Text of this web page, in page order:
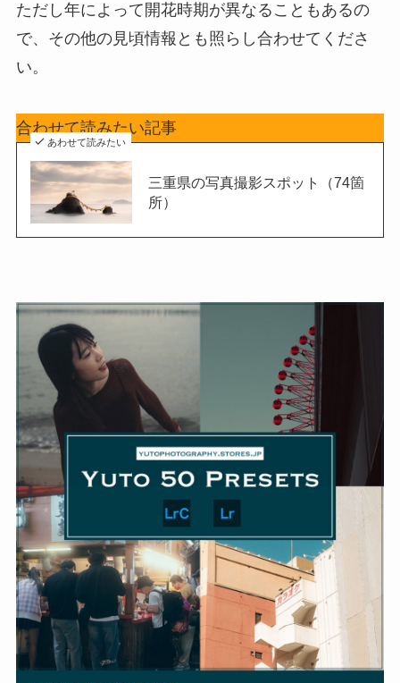
ただし年によって開花時期が異なることもあるの
で、その他の見頃情報とも照らし合わせてくださ
い。
合わせて読みたい記事
あわせて読みたい
三重県の写真撮影スポット（74箇
所）